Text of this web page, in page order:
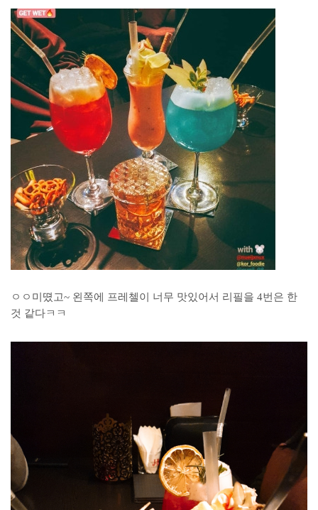
ㅇㅇ미뗬고~ 왼쪽에 프레첼이 너무 맛있어서 리필을 4번은 한
것 같다ㅋㅋ